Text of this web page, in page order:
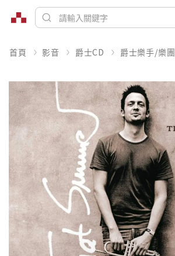
首頁 影音 爵士CD 爵士樂手/樂團